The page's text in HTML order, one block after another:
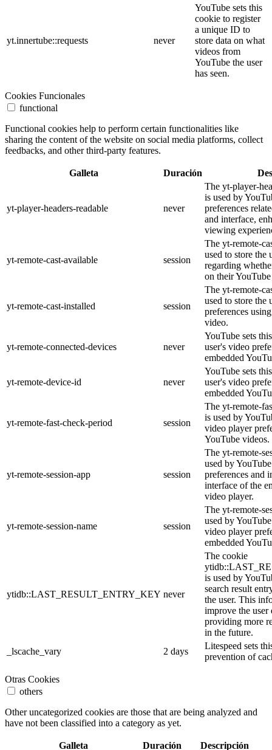
yt.innertube::requests never
YouTube sets this
cookie to register
a unique ID to
store data on what
videos from
YouTube the user
has seen.
Cookies Funcionales
functional
Functional cookies help to perform certain functionalities like
sharing the content of the website on social media platforms, collect
feedbacks, and other third-party features.
Galleta Duración
yt-player-headers-readable never
The yt-player-
is used by
preferences
and interface,
viewing
yt-remote-cast-available session
The yt-remote-
used to store the
regarding
on their
yt-remote-cast-installed session
The yt-remote-
used to store the
preferences
video.
yt-remote-connected-devices never
YouTube sets
user's video
embedded
yt-remote-device-id never
YouTube sets
user's video
embedded
yt-remote-fast-check-period session
The yt-remote-
is used by
video player
YouTube videos.
yt-remote-session-app session
The yt-remote-
used by
preferences and
interface of the
video player.
yt-remote-session-name session
The yt-remote-
used by
video player
embedded
ytidb::LAST_RESULT_ENTRY_KEY never
The cookie
is used by
search result
the user. This
improve the user
providing more
in the future.
_lscache_vary
2 days
Litespeed sets
prevention of
Otras Cookies
others
Other uncategorized cookies are those that are being analyzed and
have not been classified into a category as yet.
Galleta Duración Descripción